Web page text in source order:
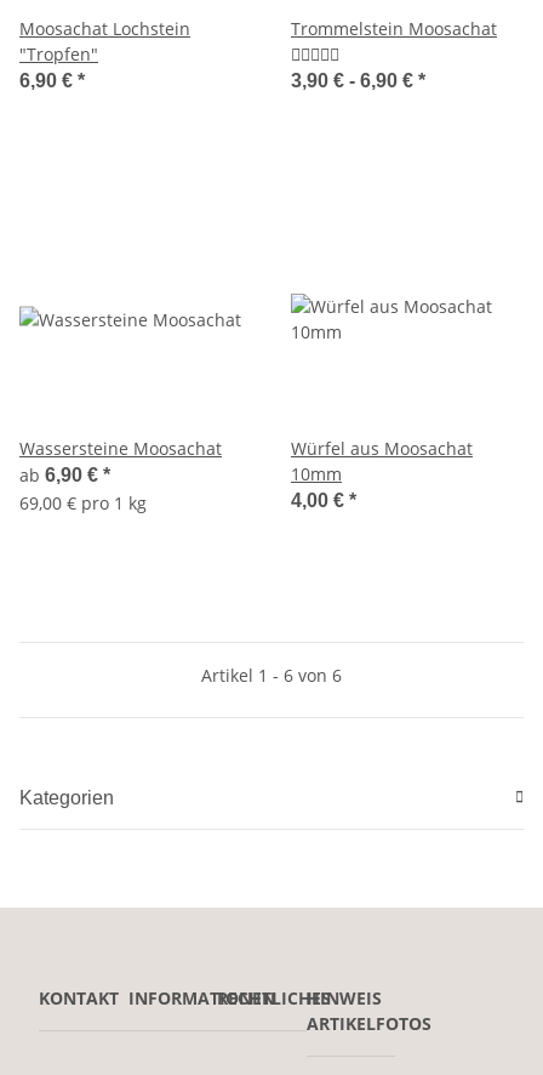
Moosachat Lochstein
"Tropfen"
6,90 € *
Trommelstein Moosachat
3,90 € - 6,90 € *
Wassersteine Moosachat
ab 6,90 € *
69,00 € pro 1 kg
Würfel aus Moosachat
10mm
4,00 € *
Artikel 1 - 6 von 6
Kategorien
KONTAKT INFORMATIONENRECHTLICHESHINWEIS
ARTIKELFOTOS